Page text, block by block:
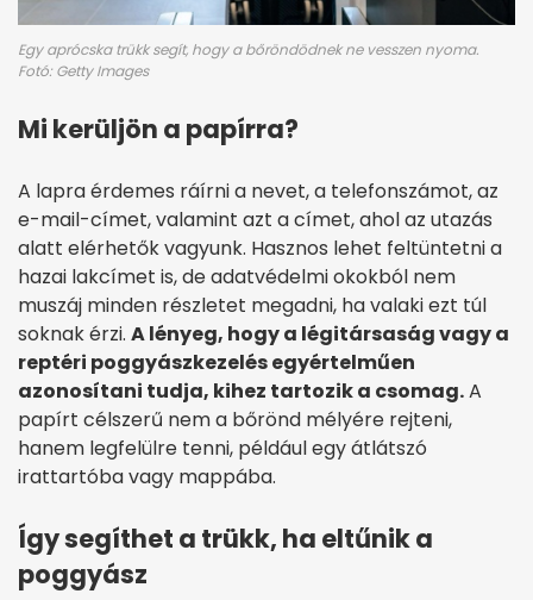
Egy aprócska trükk segít, hogy a bőröndödnek ne vesszen nyoma.
Fotó: Getty Images
Mi kerüljön a papírra?
A lapra érdemes ráírni a nevet, a telefonszámot, az
e-mail-címet, valamint azt a címet, ahol az utazás
alatt elérhetők vagyunk. Hasznos lehet feltüntetni a
hazai lakcímet is, de adatvédelmi okokból nem
muszáj minden részletet megadni, ha valaki ezt túl
soknak érzi. A lényeg, hogy a légitársaság vagy a
reptéri poggyászkezelés egyértelműen
azonosítani tudja, kihez tartozik a csomag.A
papírt célszerű nem a bőrönd mélyére rejteni,
hanem legfelülre tenni, például egy átlátszó
irattartóba vagy mappába.
Így segíthet a trükk, ha eltűnik a
poggyász